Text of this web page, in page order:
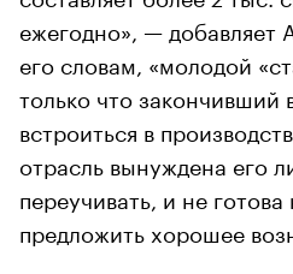
ежегодно», — добавляет
его словам, «молодой
только что закончивший
встроиться в
отрасль вынуждена его
переучивать, и не
предложить хорошее